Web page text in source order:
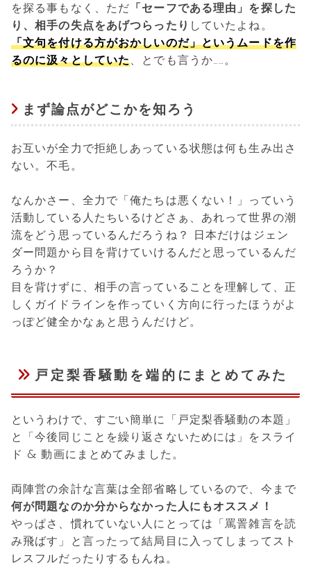
を探る事もなく、ただ 「セーフである理由」を探した
り、相手の失点をあげつらったり していたよね。
「文句を付ける方がおかしいのだ」というムードを作
るのに汲々としていた、とでも言うか……。
まず論点がどこかを知ろう
お互いが全力で拒絶しあっている状態は何も生み出さ
ない。不毛。
なんかさー、全力で「俺たちは悪くない！」っていう
活動している人たちいるけどさぁ、あれって世界の潮
流をどう思っているんだろうね？ 日本だけはジェン
ダー問題から目を背けていけるんだと思っているんだ
ろうか？
目を背けずに、相手の言っていることを理解して、正
しくガイドラインを作っていく方向に行ったほうがよ
っぽど健全かなぁと思うんだけど。
戸定梨香騒動を端的にまとめてみた
というわけで、すごい簡単に「戸定梨香騒動の本題」
と「今後同じことを繰り返さないためには」をスライ
ド & 動画にまとめてみました。
両陣営の余計な言葉は全部省略しているので、今まで
何が問題なのか分からなかった人にもオススメ！
やっぱさ、慣れていない人にとっては「罵詈雑言を読
み飛ばす」と言ったって結局目に入ってしまってスト
レスフルだったりするもんね。